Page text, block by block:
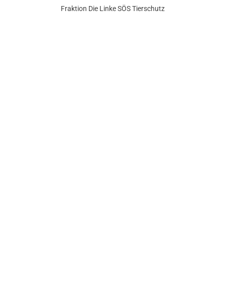
Fraktion Die Linke SÖS Tierschutz